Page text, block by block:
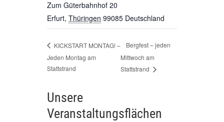
Zum Güterbahnhof 20
Erfurt, Thüringen 99085 Deutschland
KICKSTART MONTAG! –
Jeden Montag am
Stattstrand
Bergfest – jeden
Mittwoch am
Stattstrand
Unsere
Veranstaltungsflächen